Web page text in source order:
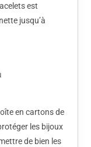
est
jusqu’à
en cartons de
les bijoux
de bien les